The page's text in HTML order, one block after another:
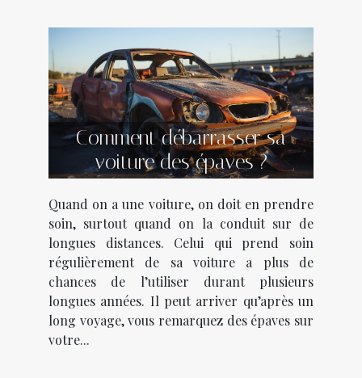
Comment débarrasser sa
voiture des épaves ?
Quand on a une voiture, on doit en prendre
soin, surtout quand on la conduit sur de
longues distances. Celui qui prend soin
régulièrement de sa voiture a plus de
chances de l’utiliser durant plusieurs
longues années. Il peut arriver qu’après un
long voyage, vous remarquez des épaves sur
votre...